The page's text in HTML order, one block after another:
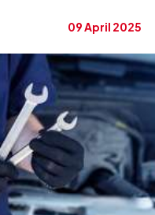
09 April 2025